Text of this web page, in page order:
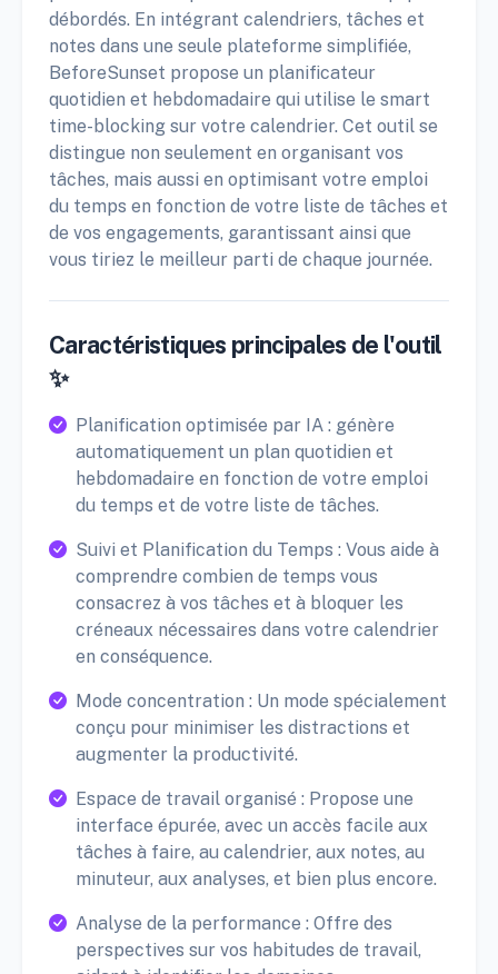
débordés. En intégrant calendriers, tâches et
notes dans une seule plateforme simplifiée,
BeforeSunset propose un planificateur
quotidien et hebdomadaire qui utilise le smart
time-blocking sur votre calendrier. Cet outil se
distingue non seulement en organisant vos
tâches, mais aussi en optimisant votre emploi
du temps en fonction de votre liste de tâches et
de vos engagements, garantissant ainsi que
vous tiriez le meilleur parti de chaque journée.
Caractéristiques principales de l'outil
✨
Planification optimisée par IA : génère
automatiquement un plan quotidien et
hebdomadaire en fonction de votre emploi
du temps et de votre liste de tâches.
Suivi et Planification du Temps : Vous aide à
comprendre combien de temps vous
consacrez à vos tâches et à bloquer les
créneaux nécessaires dans votre calendrier
en conséquence.
Mode concentration : Un mode spécialement
conçu pour minimiser les distractions et
augmenter la productivité.
Espace de travail organisé : Propose une
interface épurée, avec un accès facile aux
tâches à faire, au calendrier, aux notes, au
minuteur, aux analyses, et bien plus encore.
Analyse de la performance : Offre des
perspectives sur vos habitudes de travail,